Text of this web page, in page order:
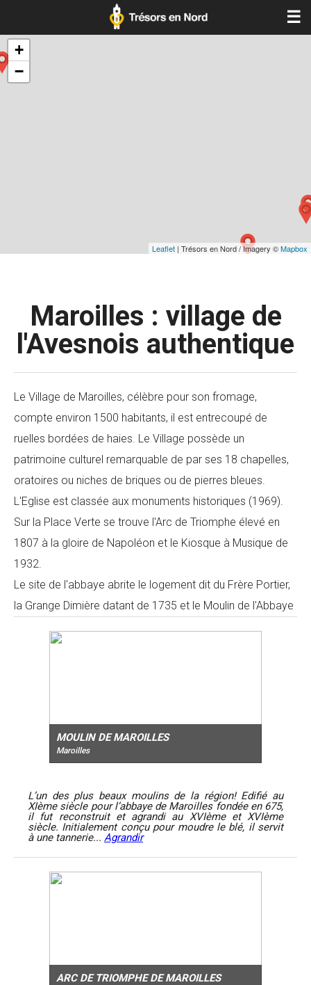
☰
+
−
Leaflet | Trésors en Nord / Imagery ©Mapbox
Maroilles : village de
l'Avesnois authentique
Le Village de Maroilles, célèbre pour son fromage,
compte environ 1500 habitants, il est entrecoupé de
ruelles bordées de haies. Le Village possède un
patrimoine culturel remarquable de par ses 18 chapelles,
oratoires ou niches de briques ou de pierres bleues.
L'Eglise est classée aux monuments historiques (1969).
Sur la Place Verte se trouve l'Arc de Triomphe élevé en
1807 à la gloire de Napoléon et le Kiosque à Musique de
1932.
Le site de l'abbaye abrite le logement dit du Frère Portier,
la Grange Dimière datant de 1735 et le Moulin de l'Abbaye
MOULIN DE MAROILLES
Maroilles
L’un des plus beaux moulins de la région! Edifié au
XIème siècle pour l’abbaye de Maroilles fondée en 675,
il fut reconstruit et agrandi au XVIème et XVIème
siècle. Initialement conçu pour moudre le blé, il servit
à une tannerie... Agrandir
ARC DE TRIOMPHE DE MAROILLES